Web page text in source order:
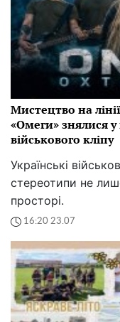
Мистецтво на
«Омеги» знялися
військового кліпу
Українські
стереотипи не
просторі.
16:20 23.07